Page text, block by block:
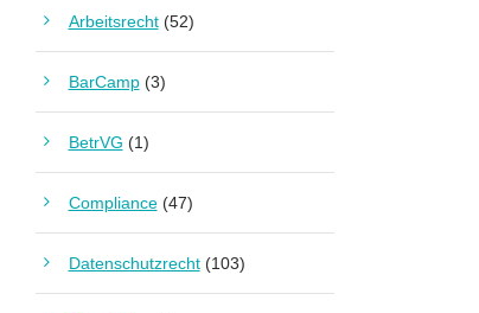
Arbeitsrecht(52)
BarCamp(3)
BetrVG (1)
Compliance(47)
Datenschutzrecht(103)